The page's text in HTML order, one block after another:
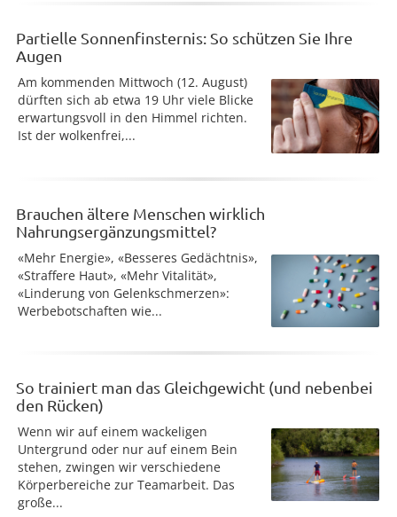
Partielle Sonnenfinsternis: So schützen Sie Ihre
Augen
Am kommenden Mittwoch (12. August)
dürften sich ab etwa 19 Uhr viele Blicke
erwartungsvoll in den Himmel richten.
Ist der wolkenfrei,...
Brauchen ältere Menschen wirklich
Nahrungsergänzungsmittel?
«Mehr Energie», «Besseres Gedächtnis»,
«Straffere Haut», «Mehr Vitalität»,
«Linderung von Gelenkschmerzen»:
Werbebotschaften wie...
So trainiert man das Gleichgewicht (und nebenbei
den Rücken)
Wenn wir auf einem wackeligen
Untergrund oder nur auf einem Bein
stehen, zwingen wir verschiedene
Körperbereiche zur Teamarbeit. Das
große...